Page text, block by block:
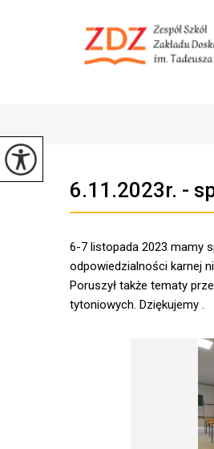
6.11.2023r. -
6-7 listopada 2023 mamy
odpowiedzialności karnej
Poruszył także tematy
tytoniowych. Dziękujemy .